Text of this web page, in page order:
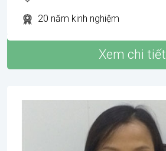
20 năm kinh nghiệm
Xem chi tiết